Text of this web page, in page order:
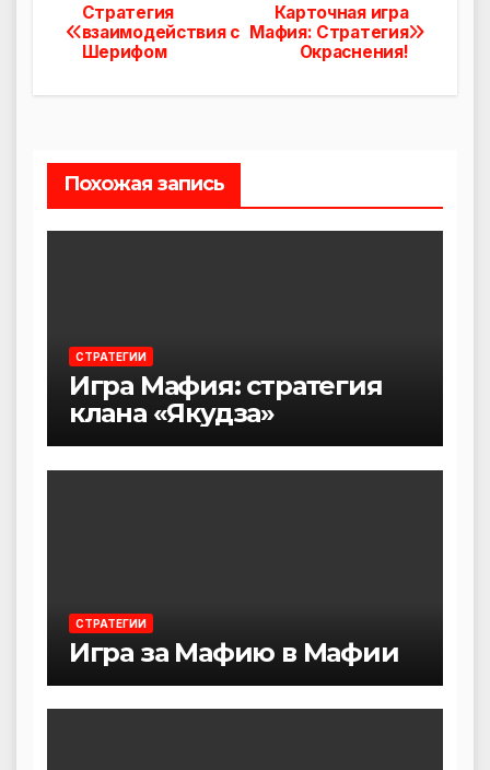
Навигация
по
Карточная игра
Мафия: Стратегия
Окраснения!
Cтратегия
взаимодействия с
Шерифом
Похожая запись
СТРАТЕГИИ
Игра Мафия: стратегия
клана «Якудза»
СТРАТЕГИИ
Игра за Мафию в Мафии